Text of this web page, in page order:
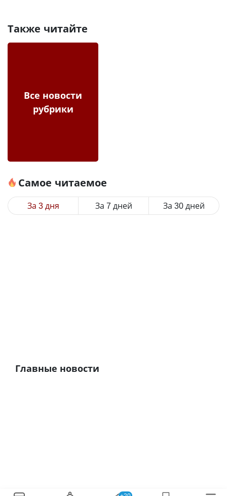
Также читайте
Все новости
рубрики
Самое читаемое
За 3 дня За 7 дней За 30 дней
Главные новости